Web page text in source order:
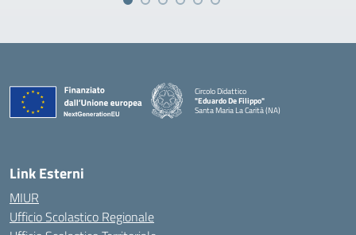
Circolo Didattico
"Eduardo De Filippo"
Santa Maria La Carità (NA)
Link Esterni
MIUR
Ufficio Scolastico Regionale